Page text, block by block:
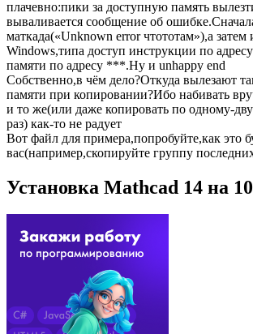
плачевно:пики за доступную память
вываливается сообщение об
маткада(«Unknown error чтототам»),а затем
Windows,типа доступ инструкции по
памяти по адресу ***.Ну и unhappy end
Собственно,в чём дело?Откуда вылезают
памяти при копировании?Ибо набивать
и то же(или даже копировать по одному-
раз) как-то не радует
Вот файл для примера,попробуйте,как это
вас(например,скопируйте группу
Установка Mathcad 14 на